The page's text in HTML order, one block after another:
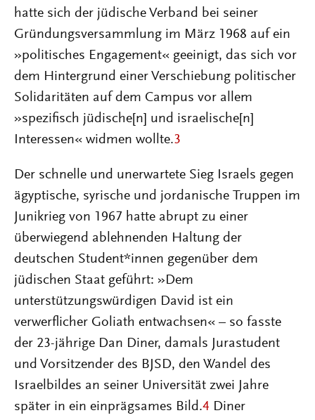
hatte sich der jüdische Verband bei seiner
Gründungsversammlung im März 1968 auf ein
»politisches Engagement« geeinigt, das sich vor
dem Hintergrund einer Verschiebung politischer
Solidaritäten auf dem Campus vor allem
»spezifisch jüdische[n] und israelische[n]
Interessen« widmen wollte.3
Der schnelle und unerwartete Sieg Israels gegen
ägyptische, syrische und jordanische Truppen im
Junikrieg von 1967 hatte abrupt zu einer
überwiegend ablehnenden Haltung der
deutschen Student*innen gegenüber dem
jüdischen Staat geführt: »Dem
unterstützungswürdigen David ist ein
verwerflicher Goliath entwachsen« – so fasste
der 23-jährige Dan Diner, damals Jurastudent
und Vorsitzender des BJSD, den Wandel des
Israelbildes an seiner Universität zwei Jahre
später in ein einprägsames Bild.4 Diner